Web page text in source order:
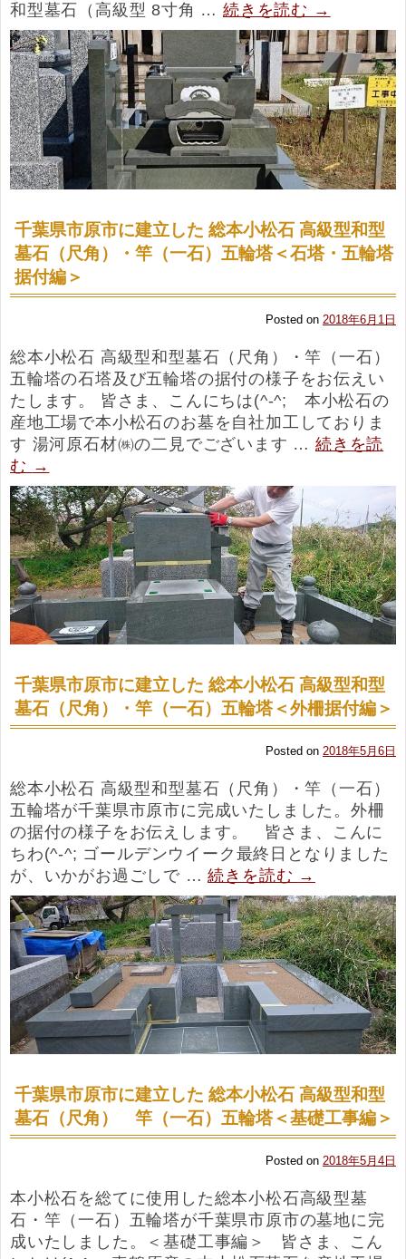
和型墓石（高級型 8寸角 … 続きを読む →
千葉県市原市に建立した 総本小松石 高級型和型
墓石（尺角）・竿（一石）五輪塔＜石塔・五輪塔
据付編＞
Posted on 2018年6月1日
総本小松石 高級型和型墓石（尺角）・竿（一石）
五輪塔の石塔及び五輪塔の据付の様子をお伝えい
たします。 皆さま、こんにちは(^-^; 本小松石の
産地工場で本小松石のお墓を自社加工しておりま
す 湯河原石材㈱の二見でございます … 続きを読
む →
千葉県市原市に建立した 総本小松石 高級型和型
墓石（尺角）・竿（一石）五輪塔＜外柵据付編＞
Posted on 2018年5月6日
総本小松石 高級型和型墓石（尺角）・竿（一石）
五輪塔が千葉県市原市に完成いたしました。外柵
の据付の様子をお伝えします。 皆さま、こんに
ちわ(^-^; ゴールデンウイーク最終日となりました
が、いかがお過ごしで …続きを読む →
千葉県市原市に建立した 総本小松石 高級型和型
墓石（尺角） 竿（一石）五輪塔＜基礎工事編＞
Posted on 2018年5月4日
本小松石を総てに使用した総本小松石高級型墓
石・竿（一石）五輪塔が千葉県市原市の墓地に完
成いたしました。＜基礎工事編＞ 皆さま、こん